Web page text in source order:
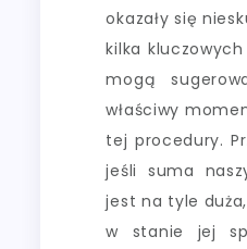
okazały się
kilka
mogą
właściwy
tej procedury.
jeśli suma
jest na tyle
w stanie jej